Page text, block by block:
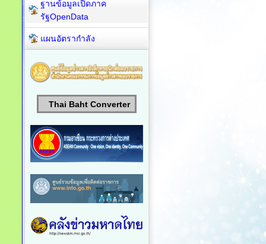
ฐานข้อมูลเปิดภาค
รัฐOpenData
แผนอัตรากำลัง
Thai Baht Converter